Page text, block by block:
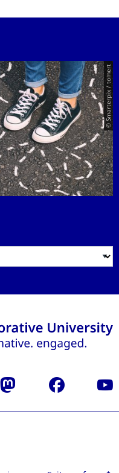
© Smarterpix / tomert
Mastodon Facebook